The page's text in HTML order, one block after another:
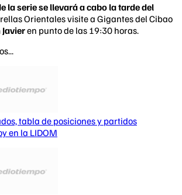
la serie se llevará a cabo la tarde del
Orientales visite a Gigantes del Cibao
en punto de las 19:30 horas.
tabla de posiciones y partidos
en la LIDOM